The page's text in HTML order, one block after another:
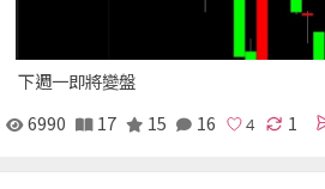
下週一即將變盤
6990
17 15 16 1